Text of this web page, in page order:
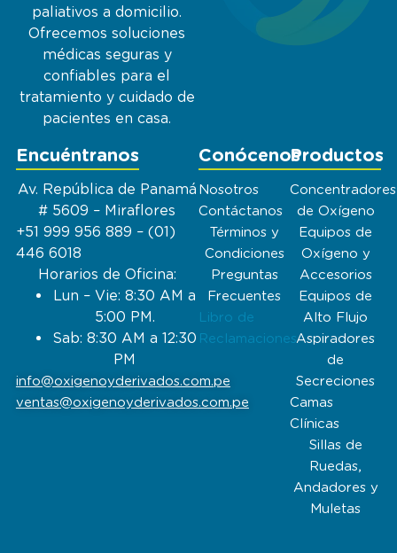
paliativos a domicilio.
Ofrecemos soluciones
médicas seguras y
confiables para el
tratamiento y cuidado de
pacientes en casa.
Encuéntranos
Av. República de Panamá
# 5609 – Miraflores
+51 999 956 889 – (01)
446 6018
Horarios de Oficina:
Lun – Vie: 8:30 AM a
5:00 PM.
Sab: 8:30 AM a 12:30
PM
info@oxigenoyderivados.com.pe
ventas@oxigenoyderivados.com.pe
Conócenos
Nosotros
Contáctanos
Términos y
Condiciones
Preguntas
Frecuentes
Libro de
Reclamaciones
Productos
Concentradores
de Oxígeno
Equipos de
Oxígeno y
Accesorios
Equipos de
Alto Flujo
Aspiradores
de
Secreciones
Camas
Clínicas
Sillas de
Ruedas,
Andadores y
Muletas